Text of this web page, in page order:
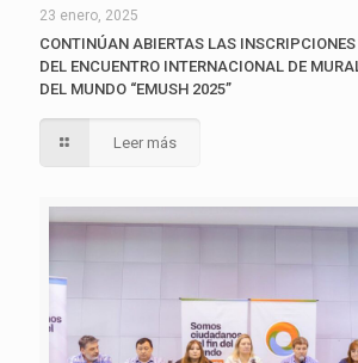
23 enero, 2025
CONTINÚAN ABIERTAS LAS
DEL ENCUENTRO INTERNACIONAL DE
DEL MUNDO “EMUSH 2025”
Leer más